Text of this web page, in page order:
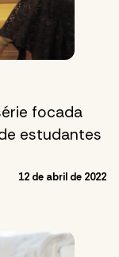
focada
estudantes
12 de abril de 2022